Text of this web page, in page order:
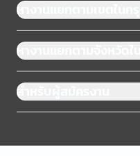
หางานแยกตามเขตในกรุ
หางานแยกตามจังหวัดใน
สำหรับผู้สมัครงาน